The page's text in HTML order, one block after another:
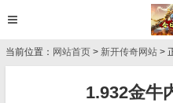
当前位置： 网站首页 > 新开传奇网站 >
1.932金牛